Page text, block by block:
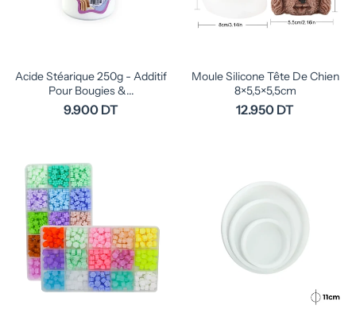
Acide Stéarique 250g - Additif
Pour Bougies &...
9.900 DT
Moule Silicone Tête De Chien
8×5,5×5,5cm
12.950 DT